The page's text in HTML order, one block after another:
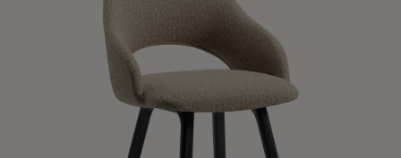
Vente Conjointe -50% à l’achat de minimum 2 meubles